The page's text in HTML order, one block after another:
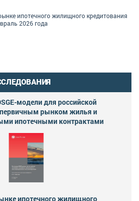
ипотечного жилищного кредитования
2026 года
модели для российской
рынком жилья и
ипотечными контрактами
ипотечного жилищного